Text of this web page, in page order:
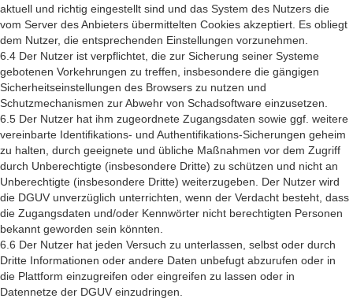
aktuell und richtig eingestellt sind und das System des Nutzers die
vom Server des Anbieters übermittelten Cookies akzeptiert. Es obliegt
dem Nutzer, die entsprechenden Einstellungen vorzunehmen.
6.4 Der Nutzer ist verpflichtet, die zur Sicherung seiner Systeme
gebotenen Vorkehrungen zu treffen, insbesondere die gängigen
Sicherheitseinstellungen des Browsers zu nutzen und
Schutzmechanismen zur Abwehr von Schadsoftware einzusetzen.
6.5 Der Nutzer hat ihm zugeordnete Zugangsdaten sowie ggf. weitere
vereinbarte Identifikations- und Authentifikations-Sicherungen geheim
zu halten, durch geeignete und übliche Maßnahmen vor dem Zugriff
durch Unberechtigte (insbesondere Dritte) zu schützen und nicht an
Unberechtigte (insbesondere Dritte) weiterzugeben. Der Nutzer wird
die DGUV unverzüglich unterrichten, wenn der Verdacht besteht, dass
die Zugangsdaten und/oder Kennwörter nicht berechtigten Personen
bekannt geworden sein könnten.
6.6 Der Nutzer hat jeden Versuch zu unterlassen, selbst oder durch
Dritte Informationen oder andere Daten unbefugt abzurufen oder in
die Plattform einzugreifen oder eingreifen zu lassen oder in
Datennetze der DGUV einzudringen.